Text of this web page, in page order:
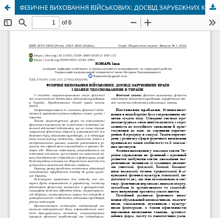
ФІЗИЧНЕ ВИХОВАННЯ ВІЙСЬКОВИХ: ДОСВІД ЗАРУБІЖНИХ КРАЇН І ШЛЯХИ УДОСКОНАЛЕННЯ В УКРАЇНІ